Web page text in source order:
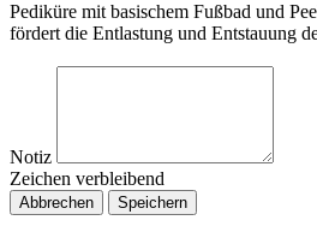
Pediküre mit basischem Fußbad und
fördert die Entlastung und Entstauung
Notiz
Zeichen verbleibend
Abbrechen Speichern